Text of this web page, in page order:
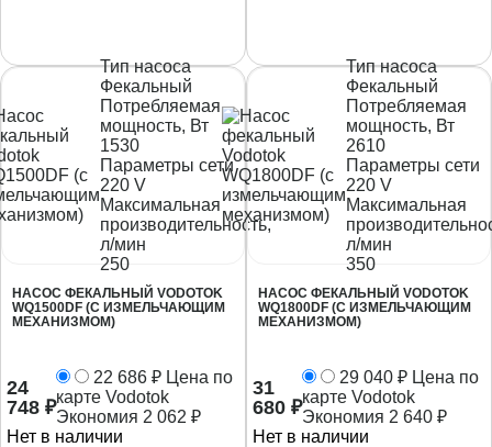
Тип насоса
Фекальный
Потребляемая
мощность, Вт
1530
Параметры сети
220 V
Максимальная
производительность,
л/мин
250
НАСОС ФЕКАЛЬНЫЙ VODOTOK
WQ1500DF (С ИЗМЕЛЬЧАЮЩИМ
МЕХАНИЗМОМ)
24
748 ₽
22 686 ₽ Цена по
карте Vodotok
Экономия 2 062 ₽
Нет в наличии
Тип насоса
Фекальный
Потребляемая
мощность, Вт
2610
Параметры сети
220 V
Максимальная
л/мин
350
НАСОС ФЕКАЛЬНЫЙ VODOTOK
WQ1800DF (С ИЗМЕЛЬЧАЮЩИМ
МЕХАНИЗМОМ)
31
680 ₽
29 040 ₽ Цена по
карте Vodotok
Экономия 2 640 ₽
Нет в наличии